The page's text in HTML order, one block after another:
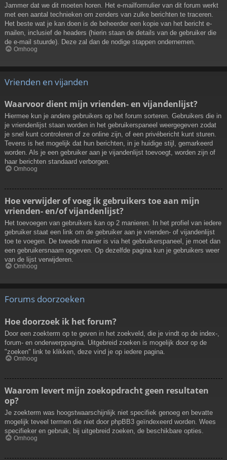
Jammer dat we dit moeten horen. Het e-mailformulier van dit forum werkt
met een aantal technieken om zenders van zulke berichten te traceren.
Het beste wat je kan doen is de beheerder een kopie van het bericht e-
mailen, inclusief de headers (hierin staan de details van de gebruiker die
de e-mail stuurde). Deze zal dan de nodige stappen ondernemen.
Omhoog
Vrienden en vijanden
Waarvoor dient mijn vrienden- en vijandenlijst?
Hiermee kun je andere gebruikers op het forum sorteren. Gebruikers die in
je vriendenlijst staan worden in het gebruikerspaneel weergegeven zodat
je snel kunt controleren of ze online zijn, of een privébericht kunt sturen.
Tevens is het mogelijk dat hun berichten, in je huidige stijl, gemarkeerd
worden. Als je een gebruiker aan je vijandenlijst toevoegt, worden zijn of
haar berichten standaard verborgen.
Omhoog
Hoe verwijder of voeg ik gebruikers toe aan mijn
vrienden- en/of vijandenlijst?
Het toevoegen van gebruikers kan op 2 manieren. In het profiel van iedere
gebruiker staat een link om de gebruiker aan je vrienden- of vijandenlijst
toe te voegen. De tweede manier is via het gebruikerspaneel, je moet dan
een gebruikersnaam opgeven. Op dezelfde pagina kun je gebruikers weer
van de lijst verwijderen.
Omhoog
Forums doorzoeken
Hoe doorzoek ik het forum?
Door een zoekterm op te geven in het zoekveld, die je vindt op de index-,
forum- en onderwerppagina. Uitgebreid zoeken is mogelijk door op de
"zoeken" link te klikken, deze vind je op iedere pagina.
Omhoog
Waarom levert mijn zoekopdracht geen resultaten
op?
Je zoekterm was hoogstwaarschijnlijk niet specifiek genoeg en bevatte
mogelijk teveel termen die niet door phpBB3 geïndexeerd worden. Wees
specifieker en gebruik, bij uitgebreid zoeken, de beschikbare opties.
Omhoog